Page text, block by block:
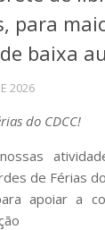
em Rede
para
baixa
2026
do CDCC!
de Férias
apoiar a